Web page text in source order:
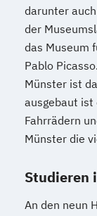
darunter
der
das Museum
Pablo
Münster ist
ausgebaut ist
Fahrrädern
Münster die
Studieren
An den neun